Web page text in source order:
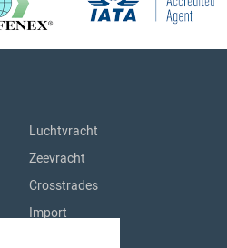
Luchtvracht
Zeevracht
Crosstrades
Import